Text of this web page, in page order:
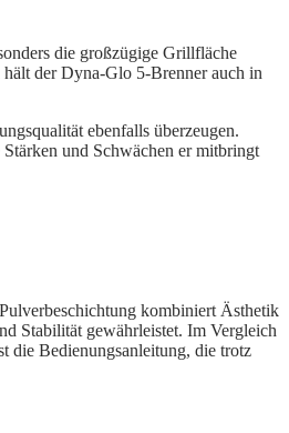
die großzügige Grillfläche
der Dyna-Glo 5-Brenner auch in
ebenfalls überzeugen.
und Schwächen er mitbringt
kombiniert Ästhetik
Stabilität gewährleistet. Im Vergleich
die Bedienungsanleitung, die trotz